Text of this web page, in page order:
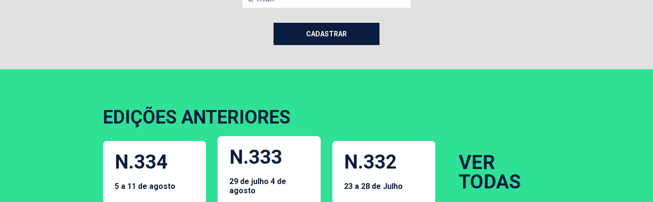
EDIÇÕES ANTERIORES
N.334
5 a 11 de agosto
N.333
29 de julho 4 de
agosto
N.332
23 a 28 de Julho
VER
TODAS